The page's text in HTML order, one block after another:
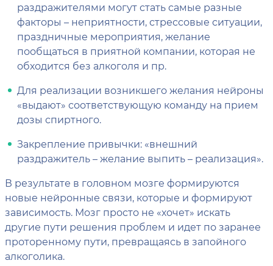
раздражителями могут стать самые разные
факторы – неприятности, стрессовые ситуации,
праздничные мероприятия, желание
пообщаться в приятной компании, которая не
обходится без алкоголя и пр.
Для реализации возникшего желания нейроны
«выдают» соответствующую команду на прием
дозы спиртного.
Закрепление привычки: «внешний
раздражитель – желание выпить – реализация».
В результате в головном мозге формируются
новые нейронные связи, которые и формируют
зависимость. Мозг просто не «хочет» искать
другие пути решения проблем и идет по заранее
проторенному пути, превращаясь в запойного
алкоголика.